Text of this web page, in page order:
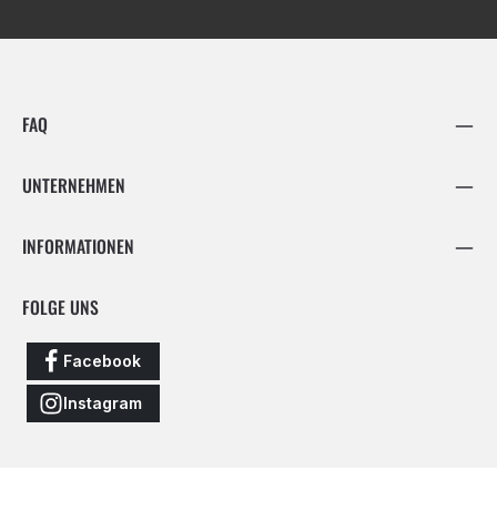
FAQ
UNTERNEHMEN
INFORMATIONEN
FOLGE UNS
Facebook
Instagram